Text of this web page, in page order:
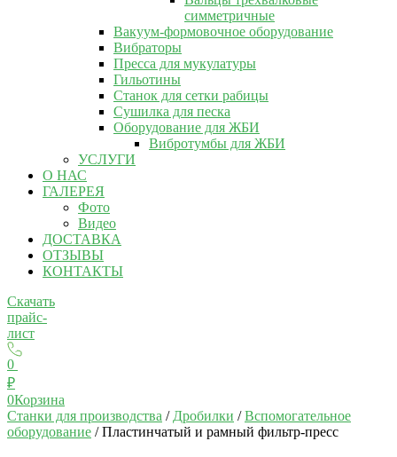
симметричные
Вакуум-формовочное оборудование
Вибраторы
Пресса для мукулатуры
Гильотины
Станок для сетки рабицы
Сушилка для песка
Оборудование для ЖБИ
Вибротумбы для ЖБИ
УСЛУГИ
О НАС
ГАЛЕРЕЯ
Фото
Видео
ДОСТАВКА
ОТЗЫВЫ
КОНТАКТЫ
Скачать
прайс-
лист
0
₽
0Корзина
Станки для производства / Дробилки /Вспомогательное
оборудование / Пластинчатый и рамный фильтр-пресс